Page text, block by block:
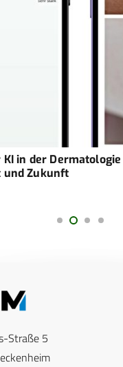
KI in der
und Zukunft
Straße 5